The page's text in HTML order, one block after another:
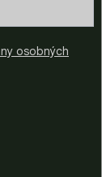
osobných